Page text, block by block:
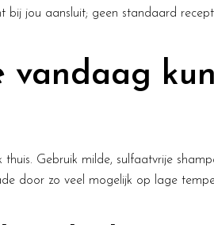
jou aansluit; geen standaard
vandaag
Gebruik milde, sulfaatvrije
door zo veel mogelijk op lage